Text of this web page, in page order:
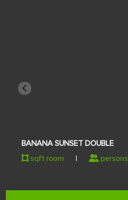
BANANA SUNSET DOUBLE
sqft room
| persons